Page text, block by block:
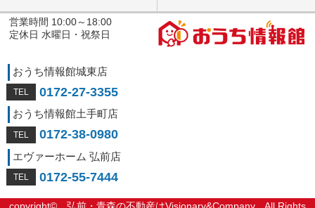
営業時間 10:00～18:00
定休日 水曜日・祝祭日
おうち情報館城東店
0172-27-3355
おうち情報館土手町店
0172-38-0980
エヴァーホーム 弘前店
0172-55-7444